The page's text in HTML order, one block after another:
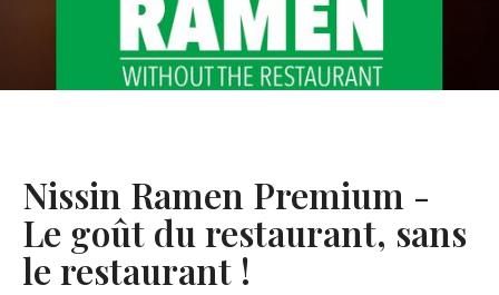
De Nous
FAQ
Nissin Ramen Premium -
Le goût du restaurant, sans
le restaurant !